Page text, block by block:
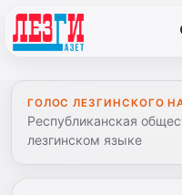
ГОЛОС ЛЕЗГИНСКОГО
Республиканская
лезгинском языке